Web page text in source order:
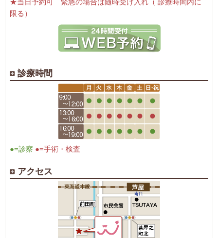
★当日予約可 緊急の場合は随時受け入れ（ 診療時間内に
限る）
診療時間
●=診察 ●=手術・検査
アクセス